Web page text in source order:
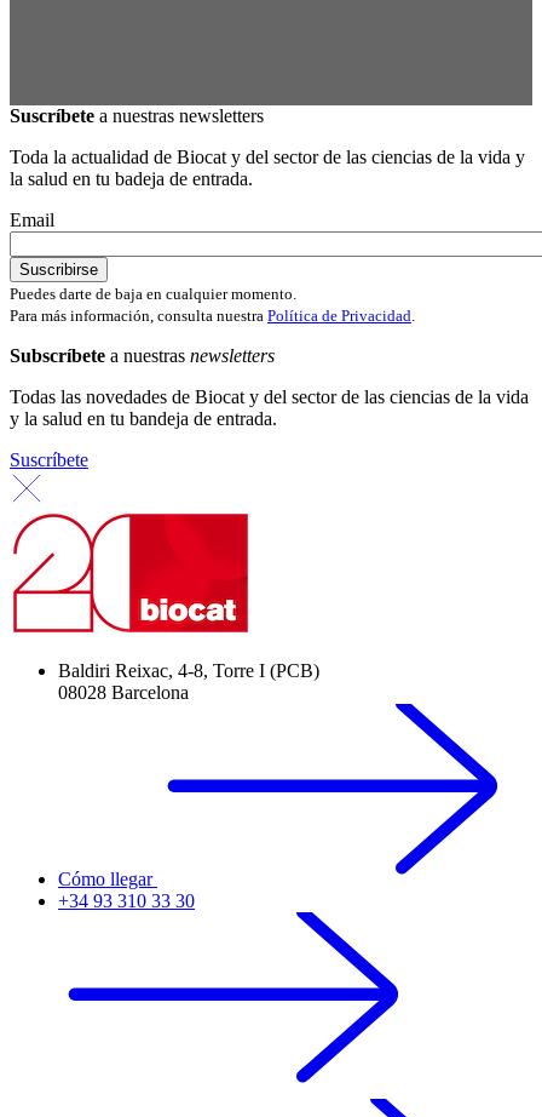
Suscríbete a nuestras newsletters
Toda la actualidad de Biocat y del sector de las ciencias de la vida y
la salud en tu badeja de entrada.
Email
Puedes darte de baja en cualquier momento.
Para más información, consulta nuestra Política de Privacidad
Subscríbete a nuestras newsletters
Todas las novedades de Biocat y del sector de las ciencias de la vida
y la salud en tu bandeja de entrada.
Suscríbete
Baldiri Reixac, 4-8, Torre I (PCB)
08028 Barcelona
Cómo llegar
+34 93 310 33 30